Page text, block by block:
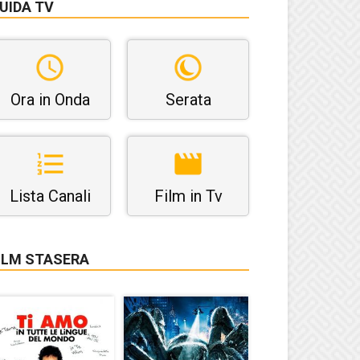
TV
Ora in Onda Serata
Lista Canali Film in Tv
STASERA